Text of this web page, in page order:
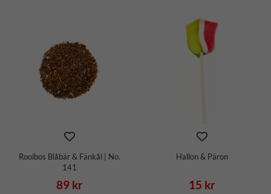
Rooibos Blåbär & Fänkål | No.
141
89 kr
Hallon & Päron
15 kr